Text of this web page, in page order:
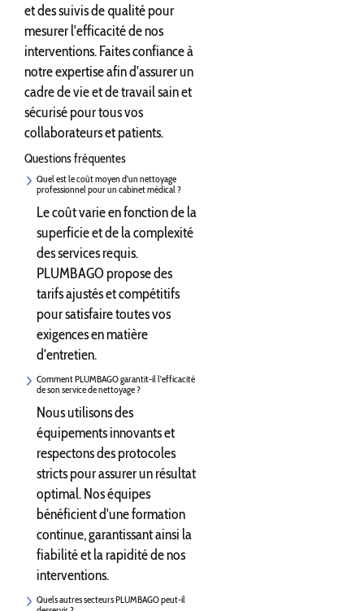
et des suivis de qualité pour
mesurer l'efficacité de nos
interventions. Faites confiance à
notre expertise afin d'assurer un
cadre de vie et de travail sain et
sécurisé pour tous vos
collaborateurs et patients.
Questions fréquentes
Quel est le coût moyen d'un nettoyage
professionnel pour un cabinet médical ?
Le coût varie en fonction de la
superficie et de la complexité
des services requis.
PLUMBAGO propose des
tarifs ajustés et compétitifs
pour satisfaire toutes vos
exigences en matière
d'entretien.
Comment PLUMBAGO garantit-il l'efficacité
de son service de nettoyage ?
Nous utilisons des
équipements innovants et
respectons des protocoles
stricts pour assurer un résultat
optimal. Nos équipes
bénéficient d'une formation
continue, garantissant ainsi la
fiabilité et la rapidité de nos
interventions.
Quels autres secteurs PLUMBAGO peut-il